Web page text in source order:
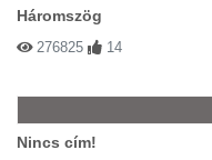
Háromszög
276825 14
Nincs cím!